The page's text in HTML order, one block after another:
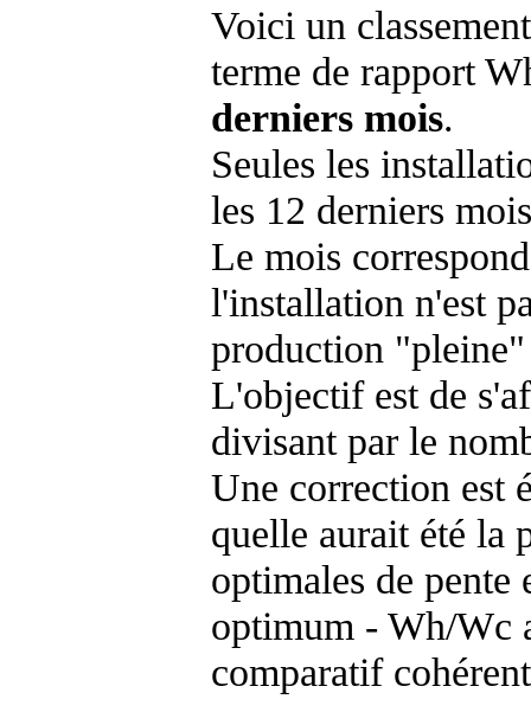
Voici un
terme de rapport
derniers mois.
Seules les
les 12 derniers
Le mois
l'installation n'est
production "pleine"
L'objectif est de
divisant par le
Une correction est
quelle aurait été la
optimales de
optimum - Wh/Wc
comparatif